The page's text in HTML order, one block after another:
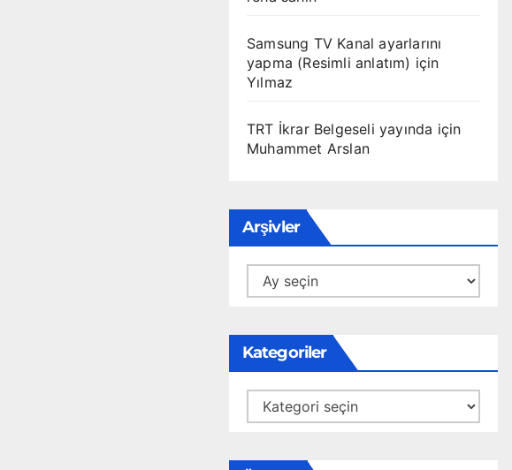
Samsung TV Kanal ayarlarını
yapma (Resimli anlatım) için
Yılmaz
TRT İkrar Belgeseli yayında için
Muhammet Arslan
Arşivler
Arşivler
Kategoriler
Kategoriler